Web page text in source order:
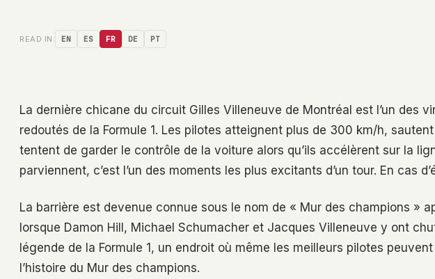
READ IN: EN ES FR DE PT
La dernière chicane du circuit Gilles Villeneuve de Montréal est l’un des
redoutés de la Formule 1. Les pilotes atteignent plus de 300 km/h,
tentent de garder le contrôle de la voiture alors qu’ils accélèrent sur la
parviennent, c’est l’un des moments les plus excitants d’un tour. En cas
La barrière est devenue connue sous le nom de « Mur des champions »
lorsque Damon Hill, Michael Schumacher et Jacques Villeneuve y ont
légende de la Formule 1, un endroit où même les meilleurs pilotes
l’histoire du Mur des champions.